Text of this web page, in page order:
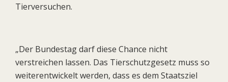
Tierversuchen.
„Der Bundestag darf diese Chance nicht
verstreichen lassen. Das Tierschutzgesetz muss so
weiterentwickelt werden, dass es dem Staatsziel